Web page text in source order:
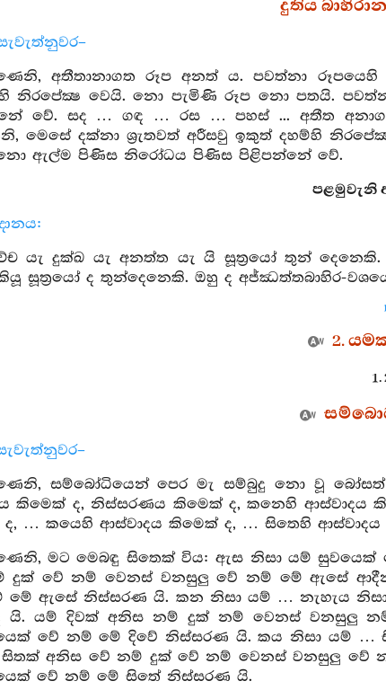
දුතිය
අතීතානාගත රූප අනත් ය. පවත්නා රූපයෙහි
නිරපේක්‍ෂ වෙයි. නො පැමිණි රූප නො පතයි.
වේ. සද … ගඳ … රස … පහස් ... අතීත
මෙසේ දක්නා ශ්‍රැතවත් අරීසවු ඉකුත් දහම්හි
ඇල්ම පිණිස නිරෝධය පිණිස පිළිපන්නේ වේ.
පළමුවැනි
යැ දුක්ඛ යැ අනත්ත යැ යි සූත්‍රයෝ තුන්
සූත්‍රයෝ ද තුන්දෙනෙකි. ඔහු ද අජ්ඣත්තබාහිර-
2.
1.
සම්බෝධියෙන් පෙර මැ සම්බුදු නො වූ
කිමෙක් ද, නිස්සරණය කිමෙක් ද, කනෙහි ආස්වාදය
… කයෙහි ආස්වාදය කිමෙක් ද, … සිතෙහි
මට මෙබඳු සිතෙක් විය: ඇස නිසා යම්
දුක් වේ නම් වෙනස් වනසුලු වේ නම් මේ ඇසේ
මේ ඇසේ නිස්සරණ යි. කන නිසා යම් … නැහැය
යි. යම් දිවක් අනිස නම් දුක් නම් වෙනස් වනසුලු නම්
වේ නම් මේ දිවේ නිස්සරණ යි. කය නිසා යම්
අනිස වේ නම් දුක් වේ නම් වෙනස් වනසුලු වේ
වේ නම් මේ සිතේ නිස්සරණ යි.